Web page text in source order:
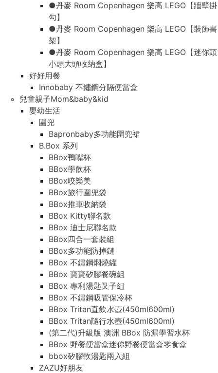
●丹麥 Room Copenhagen 樂高 LEGO【牆壁掛
勾】
●丹麥 Room Copenhagen 樂高 LEGO【裝飾書
架】
●丹麥 Room Copenhagen 樂高 LEGO【迷你頭
小頭大頭收納盒】
好好用餐
Innobaby 不鏽鋼分隔便當盒
兒童親子Mom&baby&kid
嬰幼生活
圍兜
Bapronbaby多功能圍兜裙
B.Box 系列
BBox鴨嘴杯
BBox學飲杯
BBox咬樂美
BBox旅行圍兜袋
BBox推車收納袋
BBox Kitty聯名款
BBox 迪士尼聯名款
BBox四合一套裝組
BBox多功能防掉鏈
BBox 不鏽鋼燜燒罐
BBox 寶寶矽膠餐碗組
BBox 專利湯匙叉子組
BBox 不鏽鋼吸管保冷杯
BBox Tritan直飲水壺(450ml600ml)
BBox Tritan隨行水壺(450ml600ml)
(第二代)升級版 澳洲 BBox 防漏學習水杯
BBox 野餐便當盒迷你野餐便當盒零食盒
bbox矽膠軟湯匙兩入組
ZAZU好朋友